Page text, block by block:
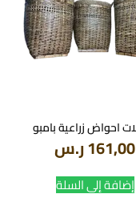
161,00ر.س
إضافة إلى السلة